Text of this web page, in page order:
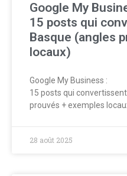
Google My
15 posts qui
Basque (angles
locaux)
Google My Business :
15 posts qui
prouvés + exemples
28 août 2025